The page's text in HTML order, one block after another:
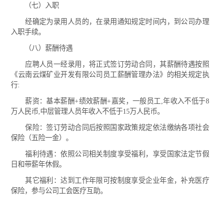
（七）入职
经确定为录用人员的，在录用通知规定时间内，到公司办理
入职手续。
（八）薪酬待遇
应聘人员一经录用，将正式签订劳动合同，其薪酬待遇按照
《云南云煤矿业开发有限公司员工薪酬管理办法》的相关规定执
行:
薪资：基本薪酬+绩效薪酬+嘉奖，一般员工,年收入不低于8
万人民币,中层管理人员年收入不低于15万人民币。
保险：签订劳动合同后按照国家政策规定依法缴纳各项社会
保险（五险一金）。
福利待遇：依照公司相关制度享受福利，享受国家法定节假
日和带薪年休假。
其它福利：达到工作年限可按制度享受企业年金，补充医疗
保险，参与公司工会医疗互助。